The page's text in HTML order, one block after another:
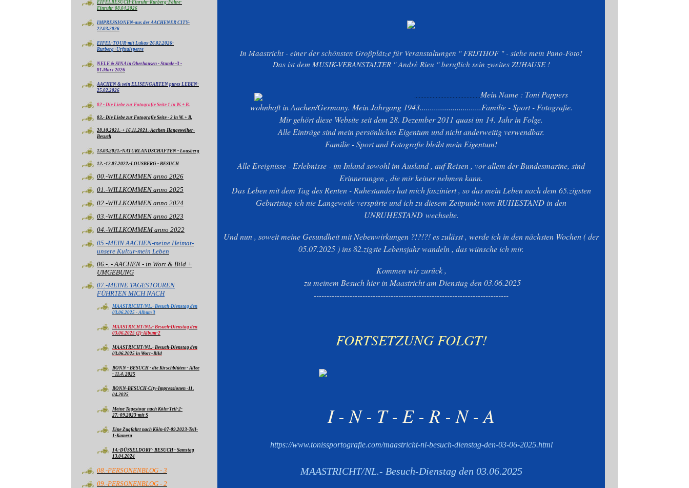
EIFELBESUCH-Einruhr-Rurberg-Fähre-
Einruhr-08.04.2026
IMPRESSIONEN-aus der AACHENER CITY-
22.03.2026
EIFEL-TOUR-mit Lukas-26.02.2026-
Rurberg+Urfttalsperre
NELE & SINA in Oberhausen - Stunde -3 -
01.März 2026
AACHEN & sein ELISENGARTEN pures LEBEN-
25.02.2026
02 - Die Liebe zur Fotografie Seite 1 in W. + B.
03.- Die Liebe zur Fotografie Seite - 2 in W. + B.
28.10.2021.-+ 16.11.2021.-Aachen-Hangeweiher-
Besuch
13.03.2021.-NATURLANDSCHAFTEN - Lousberg
12. -12.07.2022.-LOUSBERG - BESUCH
00.-WILLKOMMEN anno 2026
01.-WILLKOMMEN anno 2025
02.-WILLKOMMEN anno 2024
03.-WILLKOMMEN anno 2023
04.-WILLKOMMEM anno 2022
05.-MEIN AACHEN-meine Heimat-
unsere Kultur-mein Leben
06.-. - AACHEN - in Wort & Bild +
UMGEBUNG
07.-MEINE TAGESTOUREN
FÜHRTEN MICH NACH
MAASTRICHT/NL.- Besuch-Dienstag den
03.06.2025 - Album 3
MAASTRICHT/NL.- Besuch-Dienstag den
03.06.2025 (2)-Album-2
MAASTRICHT/NL.- Besuch-Dienstag den
03.06.2025 in Wort+Bild
BONN - BESUCH - die Kirschblüten - Allee
- 11.4. 2025
BONN-BESUCH-City-Impressionen -11.
04.2025
Meine Tagestour nach Köln-Teil-2-
27.-09.2023-mit S
Eine Zugfahrt nach Köln-07-09.2023-Teil-
1-Kamera
14.-DÜSSELDORF- BESUCH - Samstag
13.04.2024
08.-PERSONENBLOG - 3
09.-PERSONENBLOG - 2
In Maastricht - einer der schönsten Großplätze für Veranstaltungen " FRIJTHOF " - siehe mein Pano-Foto!
Das ist dem MUSIK-VERANSTALTER " Andrè Rieu " beruflich sein zweites ZUHAUSE !
...........................................Mein Name : Toni Pappers
wohnhaft in Aachen/Germany. Mein Jahrgang 1943..............................Familie - Sport - Fotografie.
Mir gehört diese Website seit dem 28. Dezember 2011 quasi im 14. Jahr in Folge.
Alle Einträge sind mein persönliches Eigentum und nicht anderweitig verwendbar.
Familie - Sport und Fotografie bleibt mein Eigentum!
Alle Ereignisse - Erlebnisse - im Inland sowohl im Ausland , auf Reisen , vor allem der Bundesmarine, sind
Erinnerungen , die mir keiner nehmen kann.
Das Leben mit dem Tag des Renten - Ruhestandes hat mich fasziniert , so das mein Leben nach dem 65.zigsten
Geburtstag ich nie Langeweile verspürte und ich zu diesem Zeitpunkt vom RUHESTAND in den
UNRUHESTAND wechselte.
Und nun , soweit meine Gesundheit mit Nebenwirkungen ?!?!?! es zulässt , werde ich in den nächsten Wochen ( der
05.07.2025 ) ins 82.zigste Lebensjahr wandeln , das wünsche ich mir.
Kommen wir zurück ,
zu meinem Besuch hier in Maastricht am Dienstag den 03.06.2025
----------------------------------------------------------------------------
FORTSETZUNG FOLGT!
I - N - T - E - R - N - A
https://www.tonissportografie.com/maastricht-nl-besuch-dienstag-den-03-06-2025.html
MAASTRICHT/NL.- Besuch-Dienstag den 03.06.2025